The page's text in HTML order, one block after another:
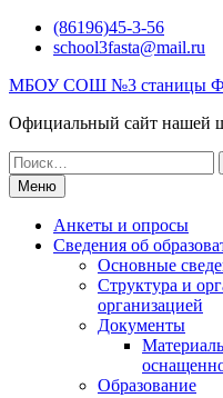
Перейти(86196)45-3-56
school3fasta@mail.ru
МБОУ СОШ №3 станицы
Официальный сайт нашей
Поиск
по:Меню
Анкеты и опросы
Сведения об
Основные
Структура и
организацией
Документы
Образование